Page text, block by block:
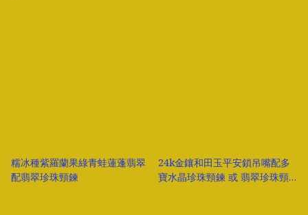
糯冰種紫羅蘭果綠青蛙蓮蓬翡翠
配翡翠珍珠頸鍊
24k金鑲和田玉平安鎖吊嘴配多
寶水晶珍珠頸鍊 或 翡翠珍珠頸